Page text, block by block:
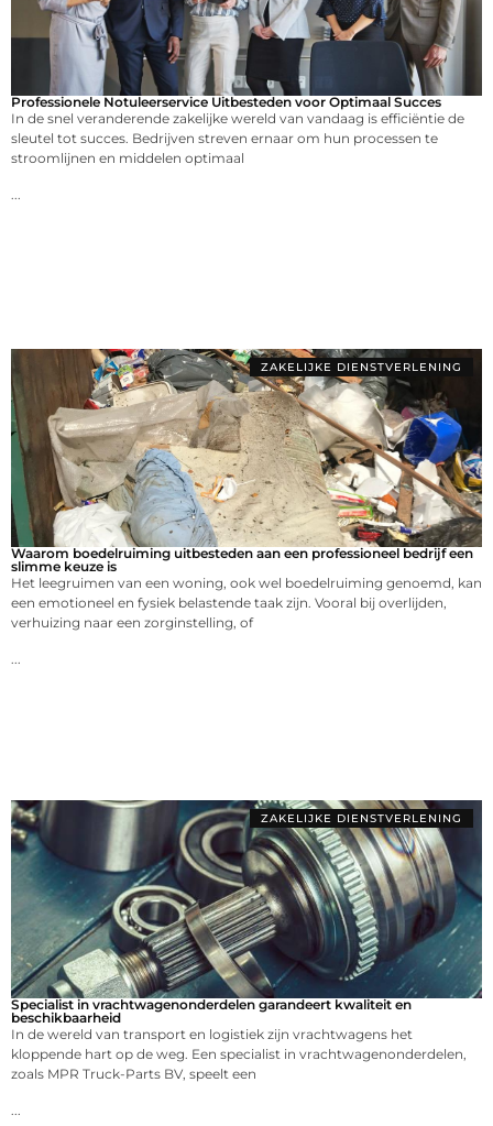
Professionele Notuleerservice Uitbesteden voor Optimaal Succes
In de snel veranderende zakelijke wereld van vandaag is efficiëntie de
sleutel tot succes. Bedrijven streven ernaar om hun processen te
stroomlijnen en middelen optimaal
ZAKELIJKE DIENSTVERLENING
Waarom boedelruiming uitbesteden aan een professioneel bedrijf een
slimme keuze is
Het leegruimen van een woning, ook wel boedelruiming genoemd, kan
een emotioneel en fysiek belastende taak zijn. Vooral bij overlijden,
verhuizing naar een zorginstelling, of
ZAKELIJKE DIENSTVERLENING
Specialist in vrachtwagenonderdelen garandeert kwaliteit en
beschikbaarheid
In de wereld van transport en logistiek zijn vrachtwagens het
kloppende hart op de weg. Een specialist in vrachtwagenonderdelen,
zoals MPR Truck-Parts BV, speelt een